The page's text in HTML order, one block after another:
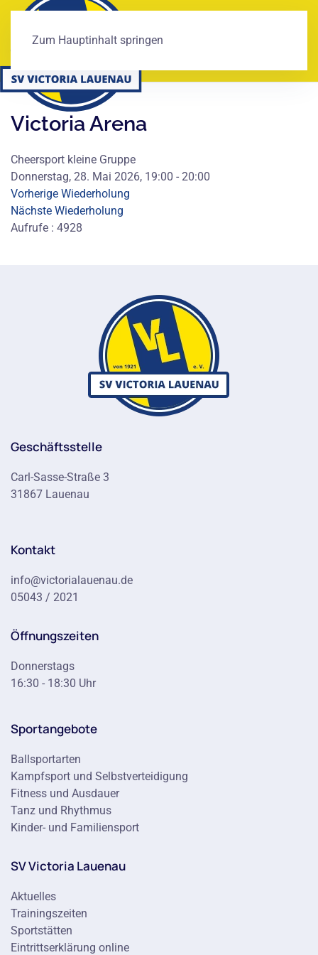
Zum Hauptinhalt springen
Victoria Arena
Cheersport kleine Gruppe
Donnerstag, 28. Mai 2026, 19:00 - 20:00
Vorherige Wiederholung
Nächste Wiederholung
Aufrufe : 4928
Geschäftsstelle
Carl-Sasse-Straße 3
31867 Lauenau
Kontakt
info@victorialauenau.de
05043 / 2021
Öffnungszeiten
Donnerstags
16:30 - 18:30 Uhr
Sportangebote
Ballsportarten
Kampfsport und Selbstverteidigung
Fitness und Ausdauer
Tanz und Rhythmus
Kinder- und Familiensport
SV Victoria Lauenau
Aktuelles
Trainingszeiten
Sportstätten
Eintrittserklärung online